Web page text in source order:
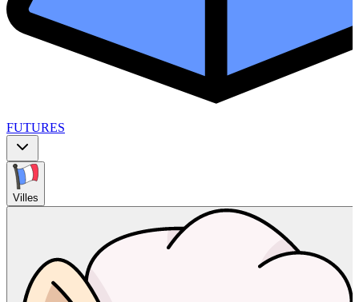
FUTURES
Villes